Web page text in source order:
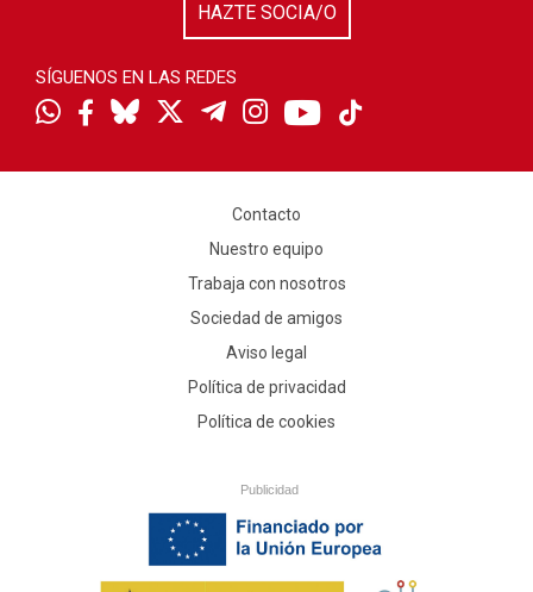
HAZTE SOCIA/O
SÍGUENOS EN LAS REDES
Contacto
Nuestro equipo
Trabaja con nosotros
Sociedad de amigos
Aviso legal
Política de privacidad
Política de cookies
Publicidad